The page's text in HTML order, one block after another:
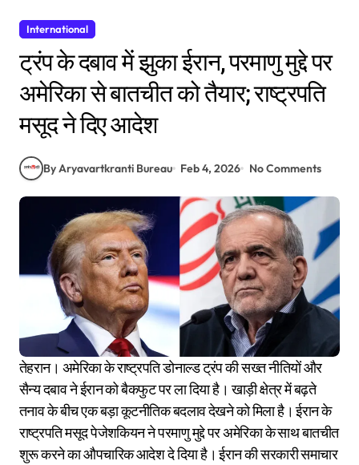
International
ट्रंप के दबाव में झुका ईरान, परमाणु मुद्दे पर
अमेरिका से बातचीत को तैयार; राष्ट्रपति
मसूद ने दिए आदेश
By Aryavartkranti Bureau Feb 4, 2026 No Comments
तेहरान। अमेरिका के राष्ट्रपति डोनाल्ड ट्रंप की सख्त नीतियों और
सैन्य दबाव ने ईरान को बैकफुट पर ला दिया है। खाड़ी क्षेत्र में बढ़ते
तनाव के बीच एक बड़ा कूटनीतिक बदलाव देखने को मिला है। ईरान के
राष्ट्रपति मसूद पेजेशकियन ने परमाणु मुद्दे पर अमेरिका के साथ बातचीत
शुरू करने का औपचारिक आदेश दे दिया है। ईरान की सरकारी समाचार